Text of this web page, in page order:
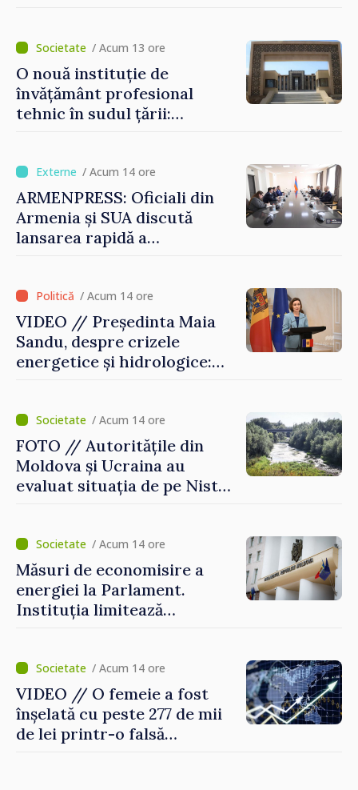
de lei
/ Acum 13 ore
O nouă instituție de
învățământ profesional
tehnic în sudul țării:
turc la Comrat
/ Acum 14 ore
ARMENPRESS: Oficiali din
Armenia și SUA discută
lansarea rapidă a
/ Acum 14 ore
VIDEO // Președinta Maia
Sandu, despre crizele
energetice și hidrologice:
consecințele”/ Acum 14 ore
FOTO // Autoritățile din
Moldova și Ucraina au
evaluat situația de pe Nistru
/ Acum 14 ore
Măsuri de economisire a
energiei la Parlament.
Instituția limitează
/ Acum 14 ore
VIDEO // O femeie a fost
înșelată cu peste 277 de mii
de lei printr-o falsă